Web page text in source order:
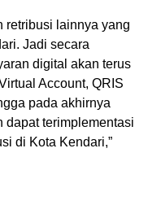
retribusi lainnya yang
Jadi secara
digital akan terus
Account, QRIS
pada akhirnya
dapat terimplementasi
di Kota Kendari,”